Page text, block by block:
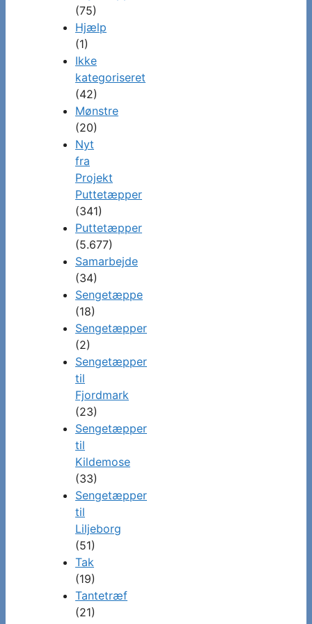
(75)
Hjælp
(1)
Ikke
kategoriseret
(42)
Mønstre
(20)
Nyt
fra
Projekt
Puttetæpper
(341)
Puttetæpper
(5.677)
Samarbejde
(34)
Sengetæppe
(18)
Sengetæpper
(2)
Sengetæpper
til
Fjordmark
(23)
Sengetæpper
til
Kildemose
(33)
Sengetæpper
til
Liljeborg
(51)
Tak
(19)
Tantetræf
(21)